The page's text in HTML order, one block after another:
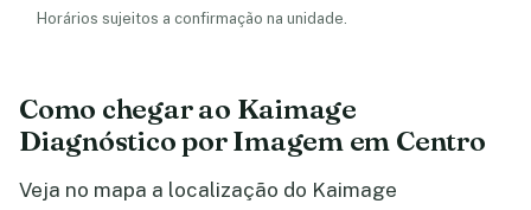
Horários sujeitos a confirmação na unidade.
Como chegar ao Kaimage
Diagnóstico por Imagem em Centro
Veja no mapa a localização do Kaimage